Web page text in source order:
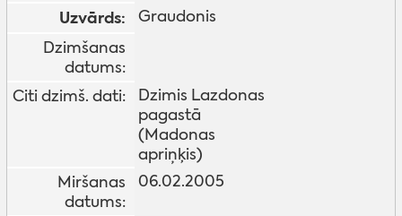
Uzvārds:
Graudonis
Dzimšanas
datums:
Citi dzimš. dati:
Dzimis Lazdonas
pagastā
(Madonas
apriņķis)
Miršanas
datums:
06.02.2005